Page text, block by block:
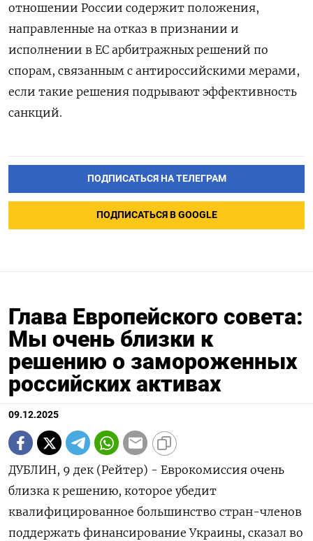
отношении России содержит положения,
направленные на отказ в признании и
исполнении в ЕС арбитражных решений по
спорам, связанным с антироссийскими мерами,
если такие решения подрывают эффективность
санкций.
ПОДПИСАТЬСЯ НА ТЕЛЕГРАМ
ПОДПИСАТЬСЯ В GOOGLE
Глава Европейского совета:
Мы очень близки к
решению о замороженных
российских активах
09.12.2025
ДУБЛИН, 9 дек (Рейтер) - Еврокомиссия очень
близка к решению, которое убедит
квалифицированное большинство стран-членов
поддержать финансирование Украины, сказал во